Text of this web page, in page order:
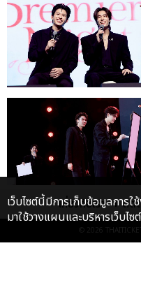
เกี่ยวกับเรา ติด
© 2026
เว็บไซต์นี้มีการเก็บข้อมูลการ
มาใช้วางแผนและบริหารเว็บไซ